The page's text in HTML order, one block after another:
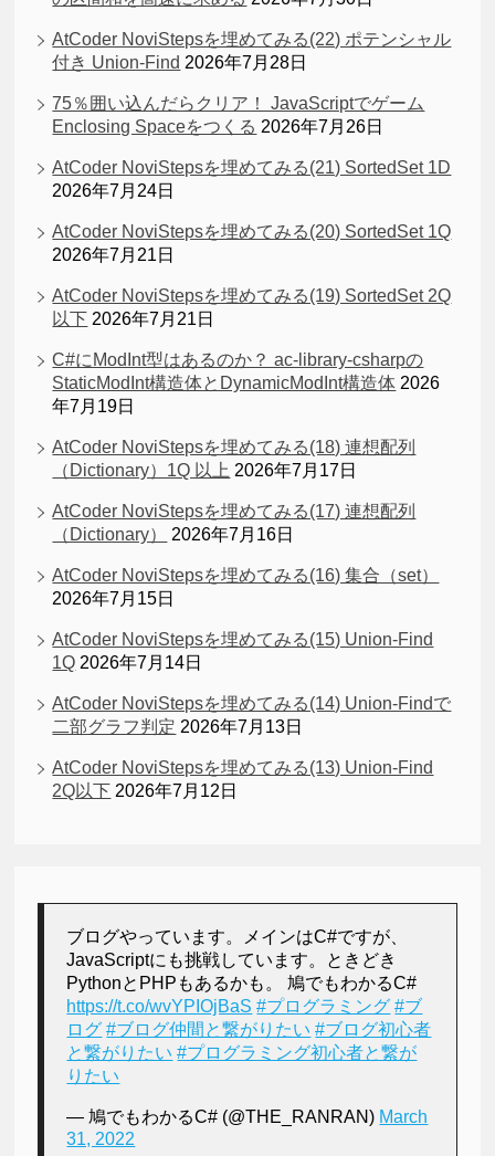
AtCoder NoviStepsを埋めてみる(22) ポテンシャル
付き Union-Find 2026年7月28日
75％囲い込んだらクリア！ JavaScriptでゲーム
Enclosing Spaceをつくる 2026年7月26日
AtCoder NoviStepsを埋めてみる(21) SortedSet 1D
2026年7月24日
AtCoder NoviStepsを埋めてみる(20) SortedSet 1Q
2026年7月21日
AtCoder NoviStepsを埋めてみる(19) SortedSet 2Q
以下 2026年7月21日
C#にModInt型はあるのか？ ac-library-csharpの
StaticModInt構造体とDynamicModInt構造体 2026
年7月19日
AtCoder NoviStepsを埋めてみる(18) 連想配列
（Dictionary）1Q 以上 2026年7月17日
AtCoder NoviStepsを埋めてみる(17) 連想配列
（Dictionary）
2026年7月16日
AtCoder NoviStepsを埋めてみる(16) 集合（set）
2026年7月15日
AtCoder NoviStepsを埋めてみる(15) Union-Find
1Q 2026年7月14日
AtCoder NoviStepsを埋めてみる(14) Union-Findで
二部グラフ判定 2026年7月13日
AtCoder NoviStepsを埋めてみる(13) Union-Find
2Q以下 2026年7月12日
ブログやっています。メインはC#ですが、
JavaScriptにも挑戦しています。ときどき
PythonとPHPもあるかも。 鳩でもわかるC#
https://t.co/wvYPIOjBaS #プログラミング #ブ
ログ #ブログ仲間と繋がりたい #ブログ初心者
と繋がりたい #プログラミング初心者と繋が
りたい
— 鳩でもわかるC# (@THE_RANRAN) March
31, 2022